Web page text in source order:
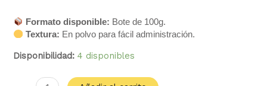
Formato disponible: Bote de 100g.
Textura: En polvo para fácil administración.
Disponibilidad: 4 disponibles